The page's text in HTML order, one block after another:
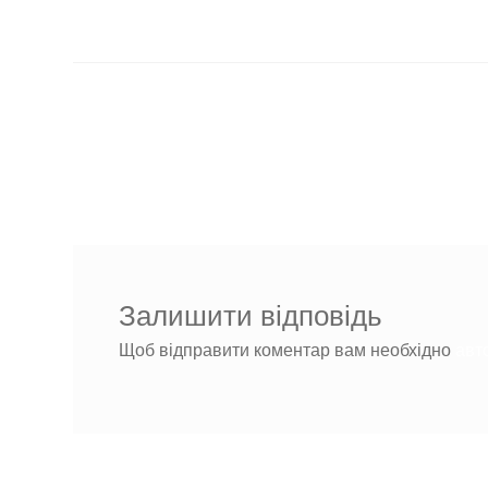
Залишити відповідь
Щоб відправити коментар вам необхідно